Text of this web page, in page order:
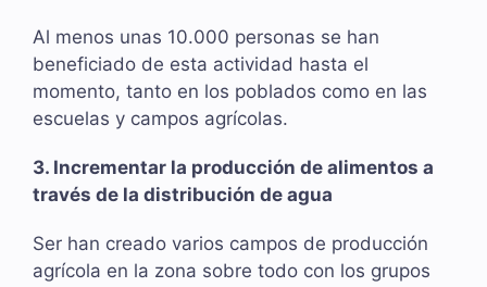
Al menos unas 10.000 personas se han
beneficiado de esta actividad hasta el
momento, tanto en los poblados como en las
escuelas y campos agrícolas.
3. Incrementar la producción de alimentos a
través de la distribución de agua
Ser han creado varios campos de producción
agrícola en la zona sobre todo con los grupos